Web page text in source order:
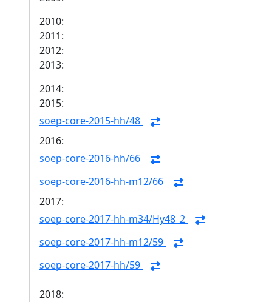
2010:
2011:
2012:
2013:
2014:
2015:
soep-core-2015-hh/48
2016:
soep-core-2016-hh/66
soep-core-2016-hh-m12/66
2017:
soep-core-2017-hh-m34/Hy48_2
soep-core-2017-hh-m12/59
soep-core-2017-hh/59
2018: